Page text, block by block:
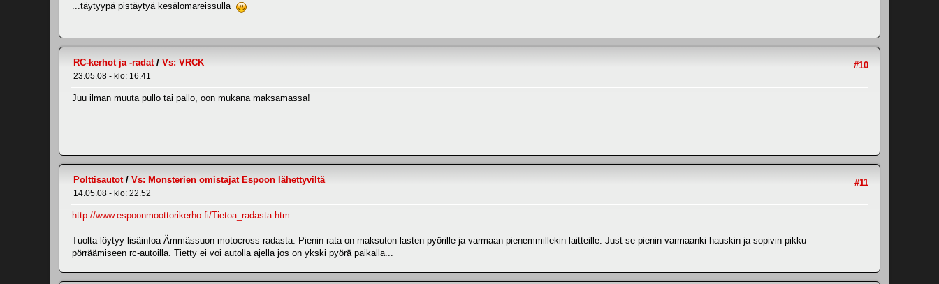
...täytyypä pistäytyä kesälomareissulla
#10
RC-kerhot ja -radat/ Vs: VRCK
23.05.08 - klo: 16.41
Juu ilman muuta pullo tai pallo, oon mukana maksamassa!
#11
Polttisautot/ Vs: Monsterien omistajat Espoon lähettyviltä
14.05.08 - klo: 22.52
http://www.espoonmoottorikerho.fi/Tietoa_radasta.htm
Tuolta löytyy lisäinfoa Ämmässuon motocross-radasta. Pienin rata on maksuton lasten pyörille ja varmaan pienemmillekin laitteille. Just se pienin varmaanki hauskin ja sopivin pikku
pörräämiseen rc-autoilla. Tietty ei voi autolla ajella jos on ykski pyörä paikalla...